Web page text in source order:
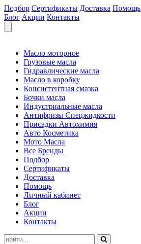
Подбор Сертификаты Доставка Помощь
Блог Акции Контакты
Масло моторное
Грузовые масла
Гидравлические масла
Масло в коробку
Консистентная смазка
Бочки масла
Индустриальные масла
Антифризы Спецжидкости
Присадки Автохимия
Авто Косметика
Мото Масла
Все Бренды
Подбор
Сертификаты
Доставка
Помощь
Личный кабинет
Блог
Акции
Контакты